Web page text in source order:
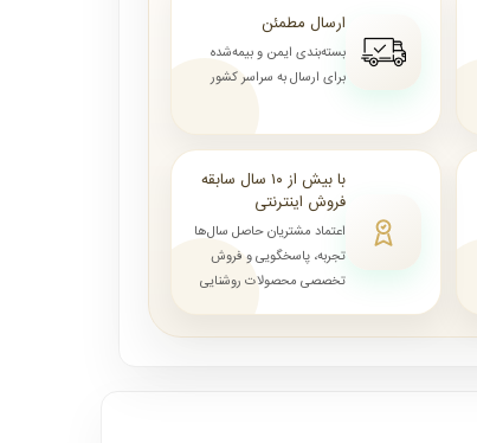
ارسال مطمئن
بسته‌بندی ایمن و بیمه‌شده
برای ارسال به سراسر کشور
با بیش از ۱۰ سال سابقه
فروش اینترنتی
اعتماد مشتریان حاصل سال‌ها
تجربه، پاسخگویی و فروش
تخصصی محصولات روشنایی